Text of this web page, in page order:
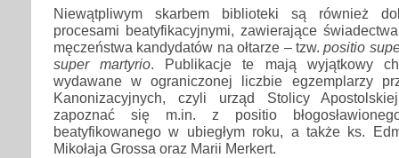
Niewątpliwym skarbem biblioteki są również
procesami beatyfikacyjnymi, zawierające
męczeństwa kandydatów na ołtarze – tzw.positio
super martyrio. Publikacje te mają wyjątkowy
wydawane w ograniczonej liczbie egzemplarzy
Kanonizacyjnych, czyli urząd Stolicy
zapoznać się m.in. z positio
beatyfikowanego w ubiegłym roku, a także ks.
Mikołaja Grossa oraz Marii Merkert.